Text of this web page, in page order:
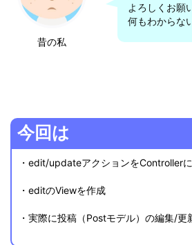
昔の私
よろしくお願
何もわからな
今回は
・edit/updateアクションをController
・editのViewを作成
・実際に投稿（Postモデル）の編集/更